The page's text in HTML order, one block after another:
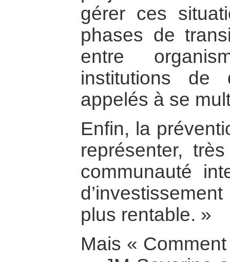
gérer ces
phases de
entre
institutions de
appelés à se
Enfin, la
représenter,
communauté
plus rentable. »
Mais «